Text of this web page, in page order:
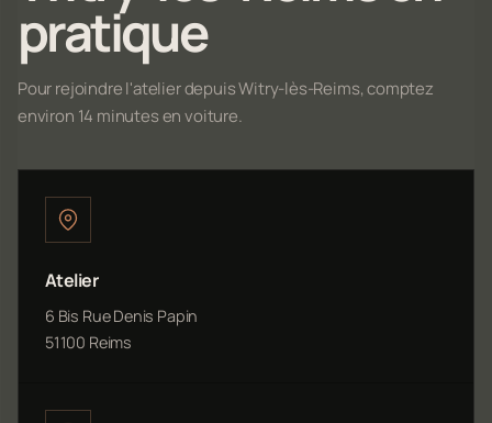
pratique
Pour rejoindre l'atelier depuis Witry-lès-Reims, comptez
environ 14 minutes en voiture.
Atelier
6 Bis Rue Denis Papin
51100 Reims